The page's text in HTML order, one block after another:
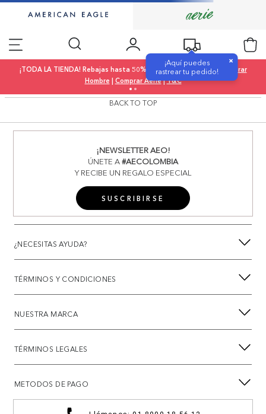
¡Aquí puedes
rastrear tu pedido!
×
¡TODA LA TIENDA! Rebajas hasta 50% OFF |Comprar Mujer|
Comprar
Hombre | Comprar Aerie|T&C
BACK TO TOP
¡NEWSLETTER AEO!
ÚNETE A#AECOLOMBIA
Y RECIBE UN REGALO ESPECIAL
SUSCRIBIRSE
¿NECESITAS AYUDA?
TÉRMINOS Y CONDICIONES
NUESTRA MARCA
TÉRMINOS LEGALES
METODOS DE PAGO